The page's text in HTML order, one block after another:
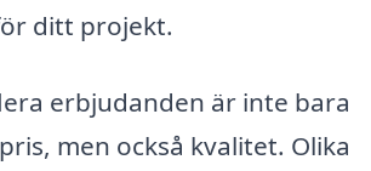
ditt projekt.
erbjudanden är inte bara
men också kvalitet. Olika